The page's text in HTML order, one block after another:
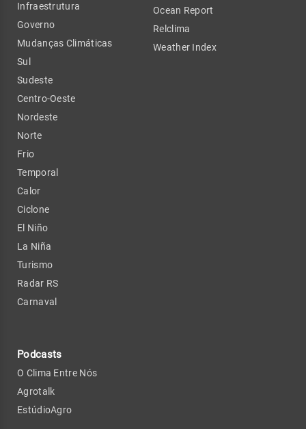
Infraestrutura
Governo
Mudanças Climáticas
Sul
Sudeste
Centro-Oeste
Nordeste
Norte
Frio
Temporal
Calor
Ciclone
El Niño
La Niña
Turismo
Radar RS
Carnaval
Podcasts
O Clima Entre Nós
Agrotalk
EstúdioAgro
Ocean Report
Relclima
Weather Index